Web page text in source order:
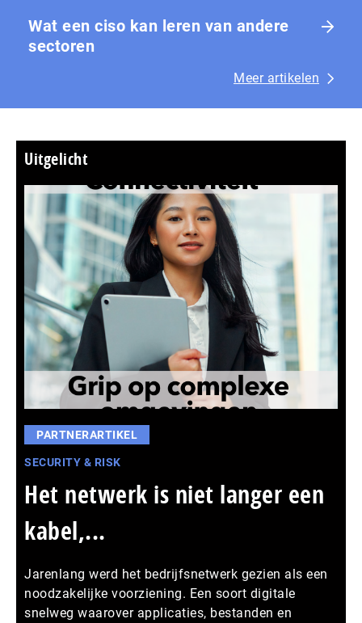
Wat een ciso kan leren van andere
sectoren
Meer artikelen
Uitgelicht
PARTNERARTIKEL
SECURITY & RISK
Het netwerk is niet langer een
kabel,...
Jarenlang werd het bedrijfsnetwerk gezien als een
noodzakelijke voorziening. Een soort digitale
snelweg waarover applicaties, bestanden en